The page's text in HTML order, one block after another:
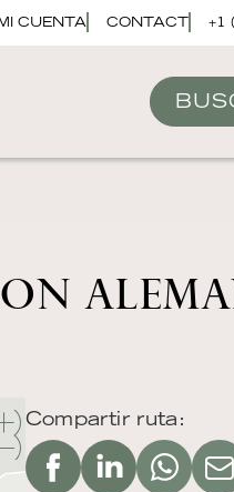
CUENTA CONTACT +1
Compartir ruta: